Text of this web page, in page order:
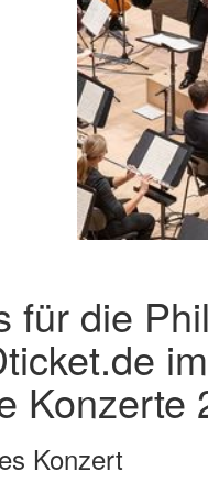
für die
Konzerte
Konzert